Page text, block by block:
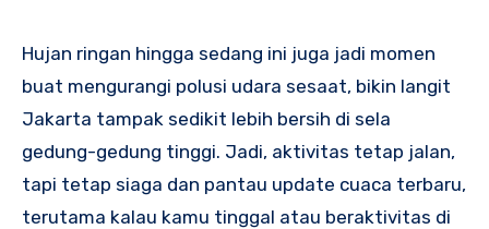
Hujan ringan hingga sedang ini juga jadi momen
buat mengurangi polusi udara sesaat, bikin langit
Jakarta tampak sedikit lebih bersih di sela
gedung-gedung tinggi. Jadi, aktivitas tetap jalan,
tapi tetap siaga dan pantau update cuaca terbaru,
terutama kalau kamu tinggal atau beraktivitas di